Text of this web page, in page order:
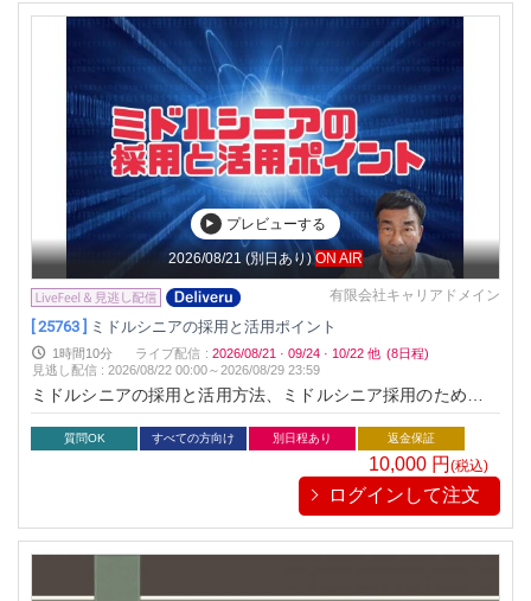
プレビューする
2026/08/21 (別日あり) ON AIR
有限会社キャリアドメイン
[ 25763 ] ミドルシニアの採用と活用ポイント
1時間10分 ライブ配信 : 2026/08/21 · 09/24 · 10/22 他 (8日程)
見逃し配信 :2026/08/22 00:00～2026/08/29 23:59
ミドルシニアの採用と活用方法、ミドルシニア採用のための質
問と見極めポイント、ミドルシニアの問題を改善し戦力にする
方法について説明します。
質問OK すべての方向け 別日程あり 返金保証
10,000 円(税込)
ログインして注文